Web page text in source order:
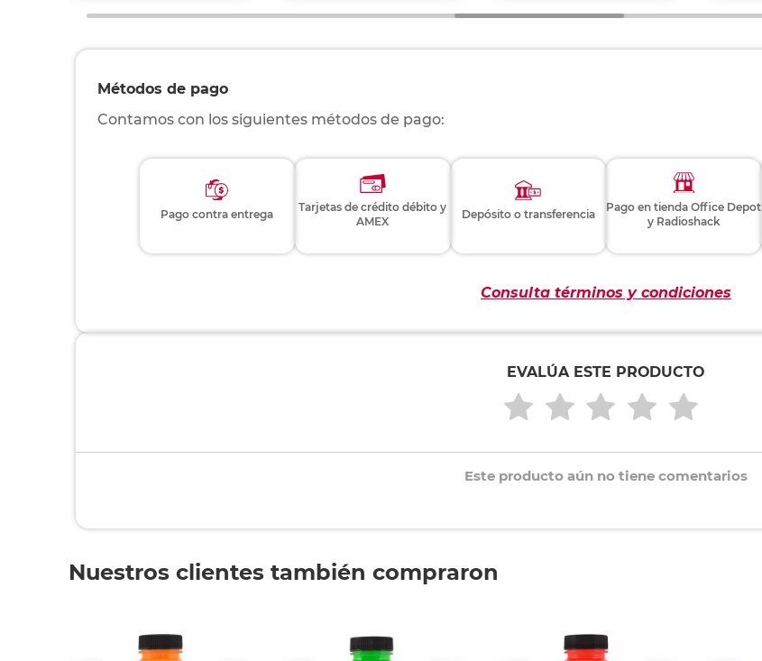
Métodos de pago
Contamos con los siguientes métodos de pago:
Pago contra entrega
Tarjetas de crédito débito y
AMEX
Depósito o transferencia
Pago en tienda Office Depot
y Radioshack
Consulta términos y condiciones
EVALÚA ESTE PRODUCTO
Este producto aún no tiene comentarios
Nuestros clientes también compraron